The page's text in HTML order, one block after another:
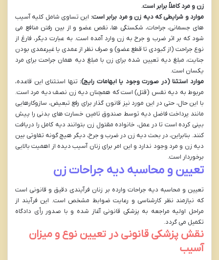
زن و مرد کاملاً برابر است.
موارد و شرایطی که دیه زن و مرد برابر است: این تساوی شامل کلیه آسیب
های جسمانی، جراحات، شکستگی ها، نقص عضو و از بین رفتن منافع می
شود که بر اثر ضرب و جرح به زن وارد آمده است. به عبارت دیگر، فارغ از
نوع جراحت (از کبودی تا قطع عضو) و صرف نظر از عمدی یا غیرعمدی بودن
جنایت، مبلغ دیه تعیین شده برای زن با مبلغ دیه همان جراحت برای مرد
یکسان است.
موارد استثنا (در صورت وجود یا ابهامات رایج): تنها استثنای این قاعده،
مربوط به دیه نفس (قتل) است که همچنان دیه زن نصف دیه مرد است.
با این حال، حتی در این مورد نیز قانون گذار برای رفع تبعیض، سازوکارهایی
مانند پرداخت فاضل دیه توسط صندوق تامین خسارت های بدنی را پیش
بینی کرده است تا در عمل، خانواده مقتول زن بتوانند دیه کامل را دریافت
کنند. بنابراین، در بحث دیه زن در ضرب و جرح، دیگر هیچ گونه تفاوتی بین
دیه زن و مرد وجود ندارد و این امر برای زنان آسیب دیده از اهمیت بالایی
برخوردار است.
تعیین و محاسبه دیه جراحات زن
تعیین و محاسبه دیه جراحات وارده بر زنان فرآیندی دقیق و قانونی است
که نیازمند نظر کارشناسی و رعایت ضوابط مشخص است. این فرآیند از
مراحل اولیه مراجعه به پزشکی قانونی آغاز شده و با صدور رأی دادگاه
تکمیل می گردد.
نقش پزشکی قانونی در تعیین نوع و میزان
آسیب